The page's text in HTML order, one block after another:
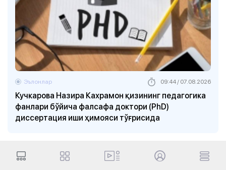
Кучкарова Назира Кахрамон қизининг педагогика
фанлари бўйича фалсафа доктори (PhD)
диссертация иши ҳимояси тўғрисида
Эълонлар 09:44 / 07.08.2026